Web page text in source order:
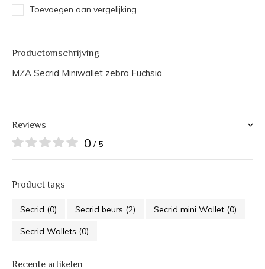
Toevoegen aan vergelijking
Productomschrijving
MZA Secrid Miniwallet zebra Fuchsia
Reviews
0 / 5
Product tags
Secrid (0) Secrid beurs (2) Secrid mini Wallet (0)
Secrid Wallets (0)
Recente artikelen